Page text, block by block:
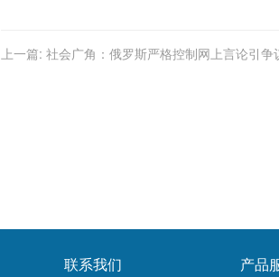
上一篇: 社会广角：俄罗斯严格控制网上言论引争
联系我们 产品